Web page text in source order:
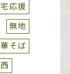
応援
無地
そば